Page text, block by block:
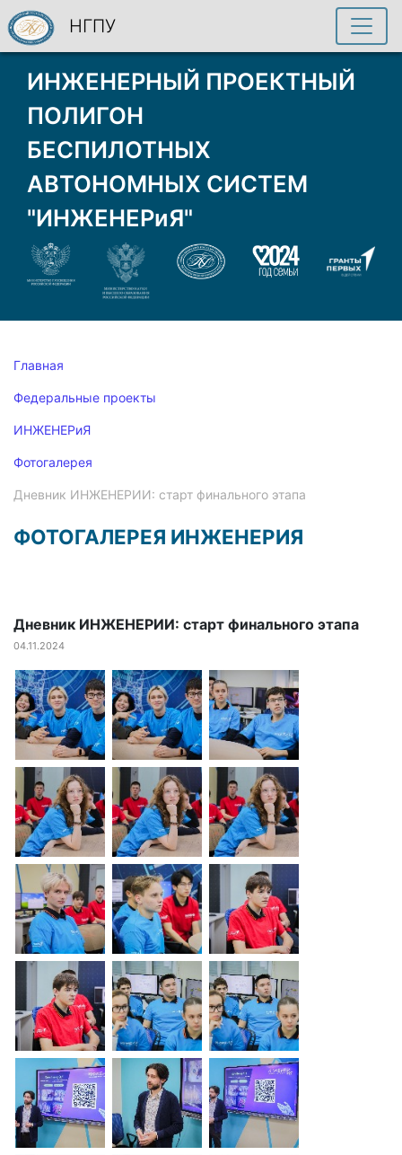
ИНЖЕНЕРНЫЙ ПРОЕКТНЫЙ
ПОЛИГОН
БЕСПИЛОТНЫХ
АВТОНОМНЫХ СИСТЕМ
"ИНЖЕНЕРиЯ"
НГПУ
Главная
Федеральные проекты
ИНЖЕНЕРиЯ
Фотогалерея
Дневник ИНЖЕНЕРИИ: старт финального этапа
ФОТОГАЛЕРЕЯ ИНЖЕНЕРИЯ
Дневник ИНЖЕНЕРИИ: старт финального этапа
04.11.2024